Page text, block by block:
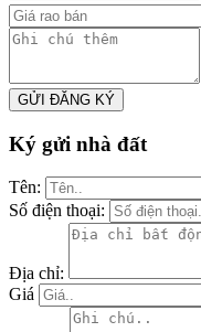
GỬI ĐĂNG KÝ
Ký gửi nhà đất
Tên:
Số điện thoại:
Địa chỉ:
Giá